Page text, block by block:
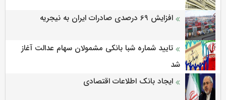
افزایش 69 درصدی صادرات ایران به نیجریه
تایید شماره شبا بانکی مشمولان سهام عدالت آغاز
شد
ایجاد بانک اطلاعات اقتصادی